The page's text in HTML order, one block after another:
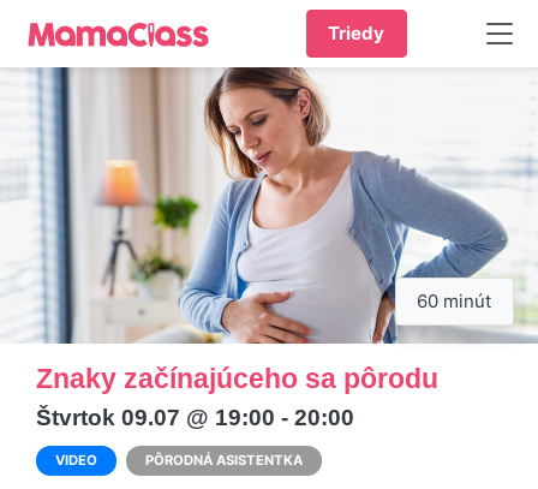
Triedy
60 minút
Znaky začínajúceho sa pôrodu
Štvrtok 09.07 @ 19:00 - 20:00
VIDEO PÔRODNÁ ASISTENTKA